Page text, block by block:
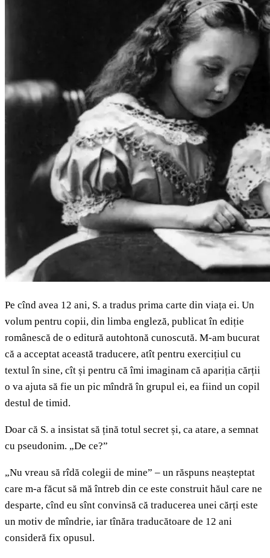
Pe cînd avea 12 ani, S. a tradus prima carte din viața ei. Un
volum pentru copii, din limba engleză, publicat în ediție
românescă de o editură autohtonă cunoscută. M-am bucurat
că a acceptat această traducere, atît pentru exercițiul cu
textul în sine, cît și pentru că îmi imaginam că apariția cărții
o va ajuta să fie un pic mîndră în grupul ei, ea fiind un copil
destul de timid.
Doar că S. a insistat să țină totul secret și, ca atare, a semnat
cu pseudonim. „De ce?”
„Nu vreau să rîdă colegii de mine” – un răspuns neașteptat
care m-a făcut să mă întreb din ce este construit hăul care ne
desparte, cînd eu sînt convinsă că traducerea unei cărți este
un motiv de mîndrie, iar tînăra traducătoare de 12 ani
consideră fix opusul.